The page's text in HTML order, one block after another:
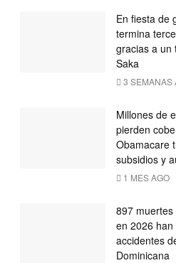
En fiesta de
termina
gracias a un
Saka
3 SEMANAS
Millones de
pierden
Obamacare
subsidios y
1 MES AGO
897
en 2026
accidentes
Dominicana